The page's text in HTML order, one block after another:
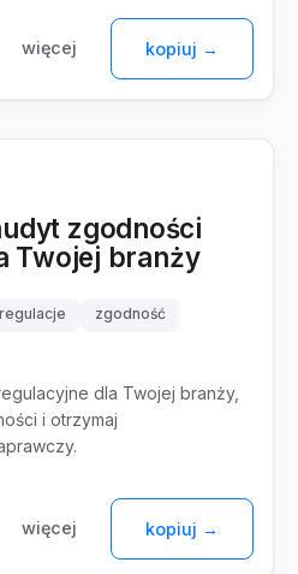
więcej kopiuj →
zgodności
Twojej branży
regulacje zgodność
dla Twojej branży,
i otrzymaj
więcej kopiuj →